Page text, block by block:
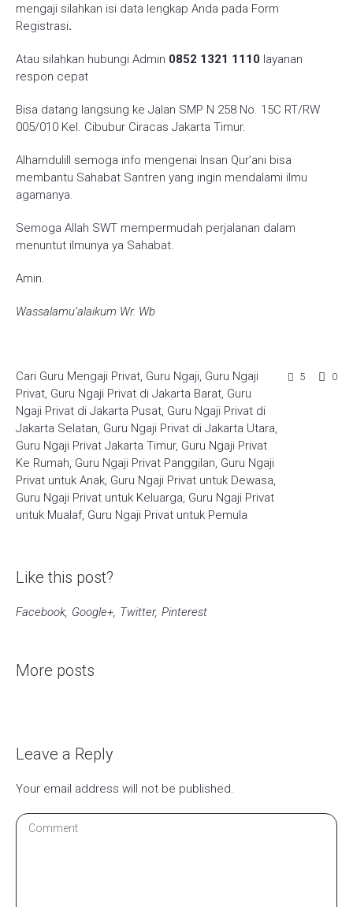
mengaji silahkan isi data lengkap Anda pada Form
Registrasi.
Atau silahkan hubungi Admin 0852 1321 1110 layanan
respon cepat
Bisa datang langsung ke Jalan SMP N 258 No. 15C RT/RW
005/010 Kel. Cibubur Ciracas Jakarta Timur.
Alhamdulill semoga info mengenai Insan Qur’ani bisa
membantu Sahabat Santren yang ingin mendalami ilmu
agamanya.
Semoga Allah SWT mempermudah perjalanan dalam
menuntut ilmunya ya Sahabat.
Amin.
Wassalamu’alaikum Wr. Wb
Cari Guru Mengaji Privat, Guru Ngaji, Guru Ngaji
Privat, Guru Ngaji Privat di Jakarta Barat, Guru
Ngaji Privat di Jakarta Pusat, Guru Ngaji Privat di
Jakarta Selatan, Guru Ngaji Privat di Jakarta Utara,
Guru Ngaji Privat Jakarta Timur, Guru Ngaji Privat
Ke Rumah, Guru Ngaji Privat Panggilan, Guru Ngaji
Privat untuk Anak, Guru Ngaji Privat untuk Dewasa,
Guru Ngaji Privat untuk Keluarga, Guru Ngaji Privat
untuk Mualaf, Guru Ngaji Privat untuk Pemula
5 0
Like this post?
Facebook Google+ Twitter Pinterest
More posts
Leave a Reply
Your email address will not be published.